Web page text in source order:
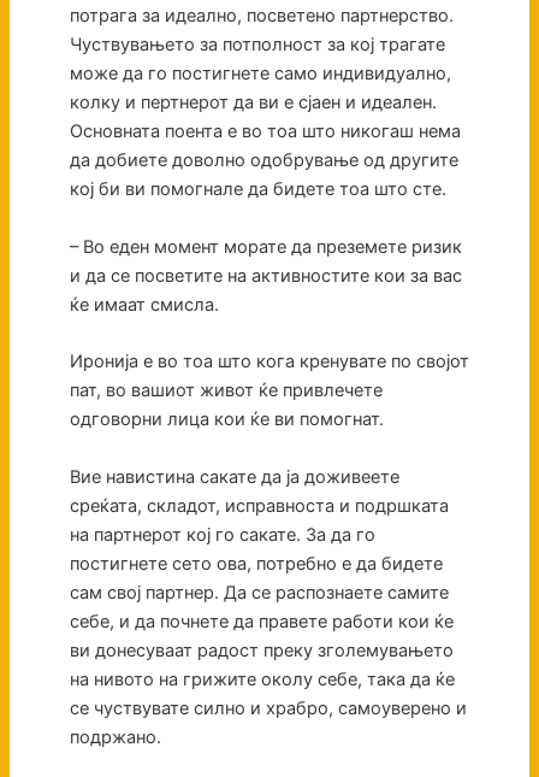
потрага за идеално, посветено партнерство.
Чуствувањето за потполност за кој трагате
може да го постигнете само индивидуално,
колку и пертнерот да ви е сјаен и идеален.
Основната поента е во тоа што никогаш нема
да добиете доволно одобрување од другите
кој би ви помогнале да бидете тоа што сте.
– Во еден момент морате да преземете ризик
и да се посветите на активностите кои за вас
ќе имаат смисла.
Иронија е во тоа што кога кренувате по својот
пат, во вашиот живот ќе привлечете
одговорни лица кои ќе ви помогнат.
Вие навистина сакате да ја доживеете
среќата, складот, исправноста и подршката
на партнерот кој го сакате. За да го
постигнете сето ова, потребно е да бидете
сам свој партнер. Да се распознаете самите
себе, и да почнете да правете работи кои ќе
ви донесуваат радост преку зголемувањето
на нивото на грижите околу себе, така да ќе
се чуствувате силно и храбро, самоуверено и
подржано.